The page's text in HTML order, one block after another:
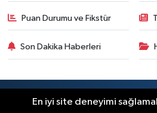
Puan Durumu ve Fikstür
Son Dakika Haberleri
RSS Copyright ©
En iyi site deneyimi